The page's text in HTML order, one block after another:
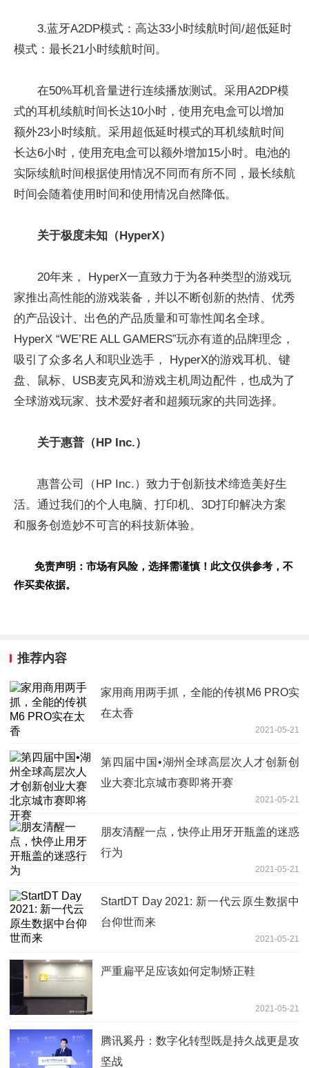
3.蓝牙A2DP模式：高达33小时续航时间/超低延时
模式：最长21小时续航时间。
在50%耳机音量进行连续播放测试。采用A2DP模
式的耳机续航时间长达10小时，使用充电盒可以增加
额外23小时续航。采用超低延时模式的耳机续航时间
长达6小时，使用充电盒可以额外增加15小时。电池的
实际续航时间根据使用情况不同而有所不同，最长续航
时间会随着使用时间和使用情况自然降低。
关于极度未知（HyperX）
20年来， HyperX一直致力于为各种类型的游戏玩
家推出高性能的游戏装备，并以不断创新的热情、优秀
的产品设计、出色的产品质量和可靠性闻名全球。
HyperX “WE’RE ALL GAMERS”玩亦有道的品牌理念，
吸引了众多名人和职业选手， HyperX的游戏耳机、键
盘、鼠标、USB麦克风和游戏主机周边配件，也成为了
全球游戏玩家、技术爱好者和超频玩家的共同选择。
关于惠普（HP Inc.）
惠普公司（HP Inc.）致力于创新技术缔造美好生
活。通过我们的个人电脑、打印机、3D打印解决方案
和服务创造妙不可言的科技新体验。
免责声明：市场有风险，选择需谨慎！此文仅供参考，不
作买卖依据。
推荐内容
家用商用两手抓，全能的传祺M6 PRO实
在太香
2021-05-21
第四届中国•湖州全球高层次人才创新创
业大赛北京城市赛即将开赛
2021-05-21
朋友清醒一点，快停止用牙开瓶盖的迷惑
行为
2021-05-21
StartDT Day 2021: 新一代云原生数据中
台仰世而来
2021-05-21
严重扁平足应该如何定制矫正鞋
2021-05-21
腾讯奚丹：数字化转型既是持久战更是攻
坚战